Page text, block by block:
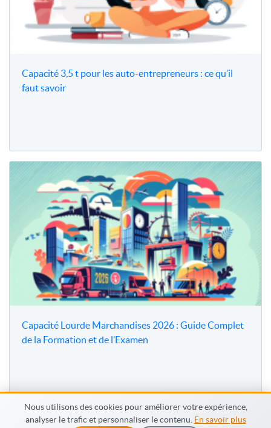
Nous utilisons des cookies pour améliorer votre expérience,
analyser le trafic et personnaliser le contenu. En savoir plus
Capacité 3,5 t pour les auto-entrepreneurs : ce qu’il
faut savoir
Capacité Lourde Marchandises 2026 : Guide Complet
de la Formation et de l’Examen